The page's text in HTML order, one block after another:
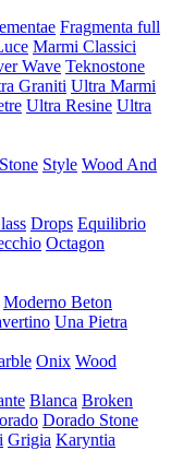
Fragmenta full
Marmi Classici
Wave Teknostone
Graniti Ultra Marmi
Ultra Resine Ultra
Stone Style Wood And
Drops Equilibrio
Octagon
Moderno Beton
Una Pietra
Onix Wood
Blanca Broken
Dorado Stone
Grigia Karyntia